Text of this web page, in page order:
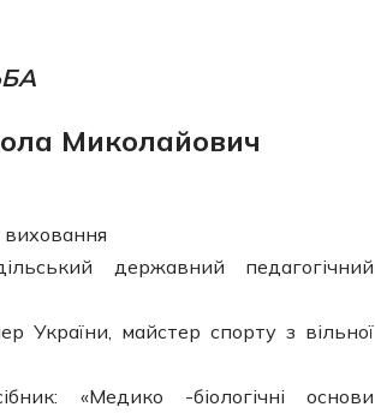
Миколайович
виховання
державний педагогічний
України, майстер спорту з вільної
«Медико -біологічні основи